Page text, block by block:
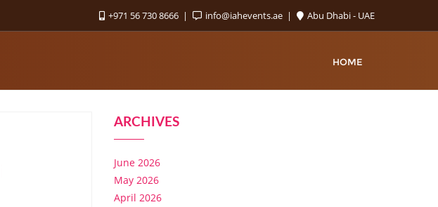
+971 56 730 8666 info@iahevents.ae Abu Dhabi - UAE
HOME
ARCHIVES
June 2026
May 2026
April 2026